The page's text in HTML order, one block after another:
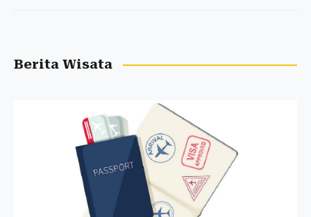
Berita Wisata